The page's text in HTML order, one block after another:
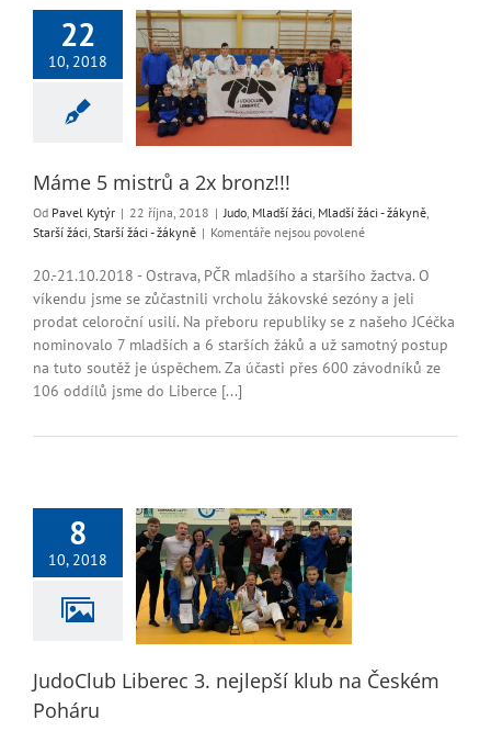
22
10, 2018
5 mistrů a 2x
bronz!!!
Mladší žáci -
Starší žáci -
Máme 5 mistrů a 2x bronz!!!
Od Pavel Kytýr | 22 října, 2018 | Judo, Mladší žáci, Mladší žáci - žákyně,
Starší žáci, Starší žáci - žákyně | Komentáře nejsou povolenéu
s
názvem
Máme
5
mistrů
a
20.-21.10.2018 - Ostrava, PČR mladšího a staršího žactva. O
víkendu jsme se zůčastnili vrcholu žákovské sezóny a jeli
prodat celoroční usilí. Na přeboru republiky se z našeho JCéčka
nominovalo 7 mladších a 6 starších žáků a už samotný postup
na tuto soutěž je úspěchem. Za účasti přes 600 závodníků ze
106 oddílů jsme do Liberce [...]
8
10, 2018
Liberec 3.
na Českém
Poháru
Dorostenky
Judo Junioři -
žáci - žákyně
JudoClub Liberec 3. nejlepší klub na Českém
Poháru